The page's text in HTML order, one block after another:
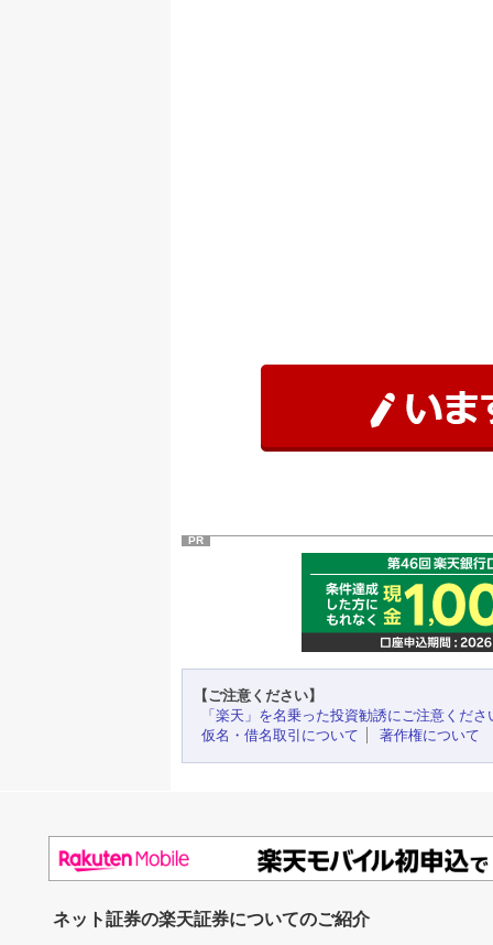
PR
【ご注意ください】
「楽天」を名乗った投資勧誘にご注意くださ
仮名・借名取引について
著作権について
ネット証券の楽天証券についてのご紹介